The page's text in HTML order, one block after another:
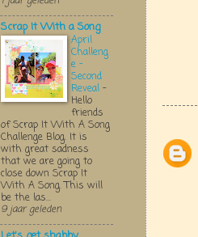
Scrap It With a Song
April
Challeng
e -
Second
Reveal -
Hello
friends
of Scrap It With A Song
Challenge Blog. It is
with great sadness
that we are going to
close down Scrap It
With A Song. This will
be the las...
9 jaar geleden